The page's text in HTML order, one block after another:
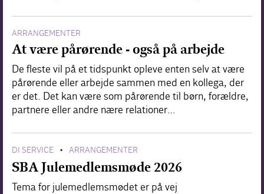
ARRANGEMENTER
At være pårørende - også på arbejde
De fleste vil på et tidspunkt opleve enten selv at være
pårørende eller arbejde sammen med en kollega, der
er det. Det kan være som pårørende til børn, forældre,
partnere eller andre nære relationer…
DI SERVICE • ARRANGEMENTER
SBA Julemedlemsmøde 2026
Tema for julemedlemsmødet er på vej